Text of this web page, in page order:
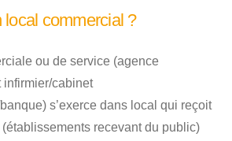
local commercial ?
ou de service (agence
cabinet
s’exerce dans local qui reçoit
recevant du public)